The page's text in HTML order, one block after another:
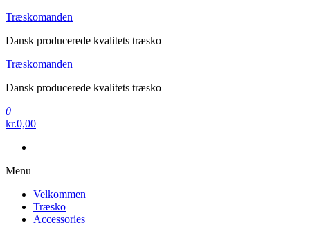
Videre
indhold
Træskomanden
Dansk producerede kvalitets træsko
Træskomanden
Dansk producerede kvalitets træsko
0
kr.0,00
Menu
Velkommen
Træsko
Accessories